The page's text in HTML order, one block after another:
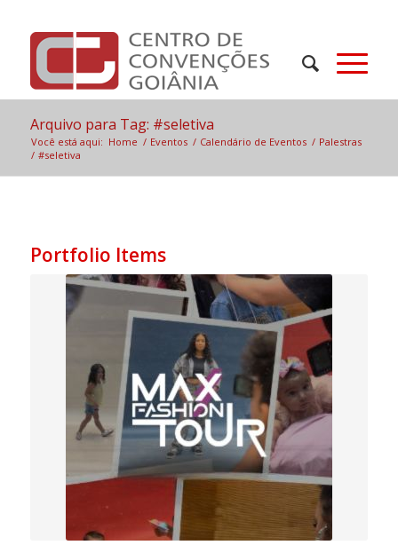
Arquivo para Tag: #seletiva
Você está aqui: Home / Eventos / Calendário de Eventos / Palestras
/ #seletiva
Portfolio Items